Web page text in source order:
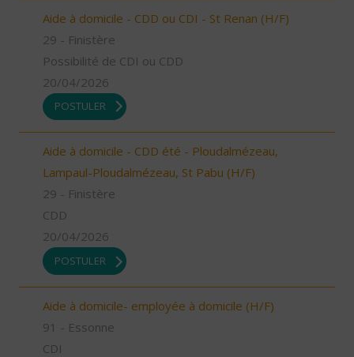
Aide à domicile - CDD ou CDI - St Renan (H/F)
29 - Finistère
Possibilité de CDI ou CDD
20/04/2026
POSTULER
Aide à domicile - CDD été - Ploudalmézeau,
Lampaul-Ploudalmézeau, St Pabu (H/F)
29 - Finistère
CDD
20/04/2026
POSTULER
Aide à domicile- employée à domicile (H/F)
91 - Essonne
CDI